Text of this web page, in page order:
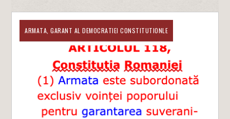
ARMATA, GARANT AL DEMOCRATIEI CONSTITUTIONLE